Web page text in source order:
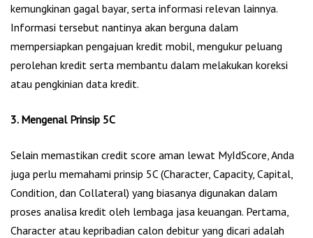
kemungkinan gagal bayar, serta informasi relevan lainnya.
Informasi tersebut nantinya akan berguna dalam
mempersiapkan pengajuan kredit mobil, mengukur peluang
perolehan kredit serta membantu dalam melakukan koreksi
atau pengkinian data kredit.
3. Mengenal Prinsip 5C
Selain memastikan credit score aman lewat MyIdScore, Anda
juga perlu memahami prinsip 5C (Character, Capacity, Capital,
Condition, dan Collateral) yang biasanya digunakan dalam
proses analisa kredit oleh lembaga jasa keuangan. Pertama,
Character atau kepribadian calon debitur yang dicari adalah